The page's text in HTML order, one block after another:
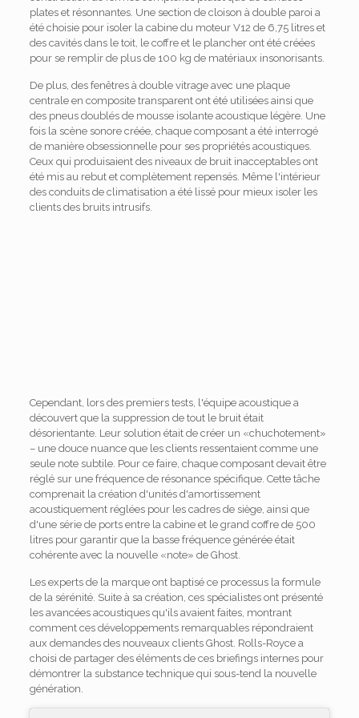
plates et résonnantes. Une section de cloison à double paroi a
été choisie pour isoler la cabine du moteur V12 de 6,75 litres et
des cavités dans le toit, le coffre et le plancher ont été créées
pour se remplir de plus de 100 kg de matériaux insonorisants.
De plus, des fenêtres à double vitrage avec une plaque
centrale en composite transparent ont été utilisées ainsi que
des pneus doublés de mousse isolante acoustique légère. Une
fois la scène sonore créée, chaque composant a été interrogé
de manière obsessionnelle pour ses propriétés acoustiques.
Ceux qui produisaient des niveaux de bruit inacceptables ont
été mis au rebut et complètement repensés. Même l'intérieur
des conduits de climatisation a été lissé pour mieux isoler les
clients des bruits intrusifs.
Cependant, lors des premiers tests, l'équipe acoustique a
découvert que la suppression de tout le bruit était
désorientante. Leur solution était de créer un «chuchotement»
– une douce nuance que les clients ressentaient comme une
seule note subtile. Pour ce faire, chaque composant devait être
réglé sur une fréquence de résonance spécifique. Cette tâche
comprenait la création d'unités d'amortissement
acoustiquement réglées pour les cadres de siège, ainsi que
d'une série de ports entre la cabine et le grand coffre de 500
litres pour garantir que la basse fréquence générée était
cohérente avec la nouvelle «note» de Ghost.
Les experts de la marque ont baptisé ce processus la formule
de la sérénité. Suite à sa création, ces spécialistes ont présenté
les avancées acoustiques qu'ils avaient faites, montrant
comment ces développements remarquables répondraient
aux demandes des nouveaux clients Ghost. Rolls-Royce a
choisi de partager des éléments de ces briefings internes pour
démontrer la substance technique qui sous-tend la nouvelle
génération.